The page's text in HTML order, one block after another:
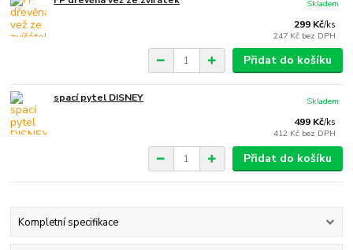
299 Kč/ks
247 Kč bez DPH
Skladem
Přidat do košíku
spací pytel DISNEY
499 Kč/ks
412 Kč bez DPH
Skladem
Přidat do košíku
Kompletní specifikace